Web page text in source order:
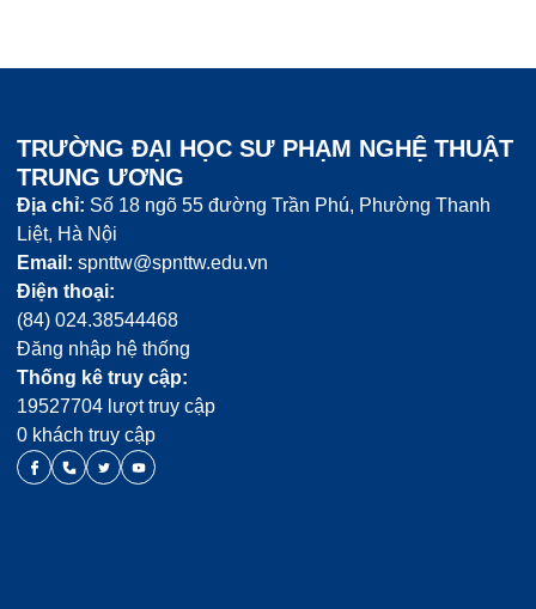
TRƯỜNG ĐẠI HỌC SƯ PHẠM NGHỆ THUẬT
TRUNG ƯƠNG
Địa chỉ: Số 18 ngõ 55 đường Trần Phú, Phường Thanh
Liệt, Hà Nội
Email: spnttw@spnttw.edu.vn
Điện thoại:
(84) 024.38544468
Đăng nhập hệ thống
Thống kê truy cập:
19527704 lượt truy cập
0 khách truy cập